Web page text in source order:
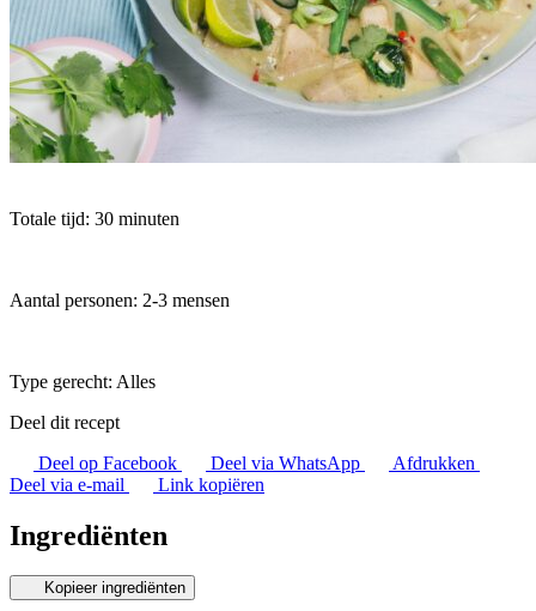
Totale tijd: 30 minuten
Aantal personen: 2-3 mensen
Type gerecht: Alles
Deel dit recept
Deel op Facebook
Deel via WhatsApp
Afdrukken
Deel via e-mail
Link kopiëren
Ingrediënten
Kopieer ingrediënten